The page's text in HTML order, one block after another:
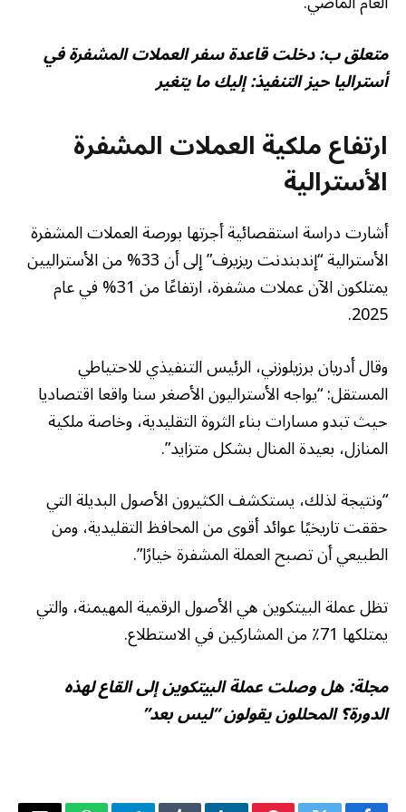
متعلق ب:دخلت قاعدة سفر العملات المشفرة في
أستراليا حيز التنفيذ: إليك ما يتغير
ارتفاع ملكية العملات المشفرة
الأسترالية
أشارت دراسة استقصائية أجرتها بورصة العملات المشفرة
الأسترالية “إندبندنت ريزيرف” إلى أن 33% من الأستراليين
يمتلكون الآن عملات مشفرة، ارتفاعًا من 31% في عام
2025.
وقال أدريان برزيلوزني، الرئيس التنفيذي للاحتياطي
المستقل: “يواجه الأستراليون الأصغر سنا واقعا اقتصاديا
حيث تبدو مسارات بناء الثروة التقليدية، وخاصة ملكية
المنازل، بعيدة المنال بشكل متزايد”.
“ونتيجة لذلك، يستكشف الكثيرون الأصول البديلة التي
حققت تاريخيًا عوائد أقوى من المحافظ التقليدية، ومن
الطبيعي أن تصبح العملة المشفرة خيارًا”.
تظل عملة البيتكوين هي الأصول الرقمية المهيمنة، والتي
يمتلكها 71٪ من المشاركين في الاستطلاع.
مجلة:هل وصلت عملة البيتكوين إلى القاع لهذه
الدورة؟ المحللون يقولون “ليس بعد”